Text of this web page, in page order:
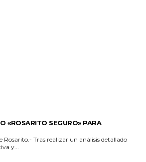
«ROSARITO SEGURO» PARA
y...